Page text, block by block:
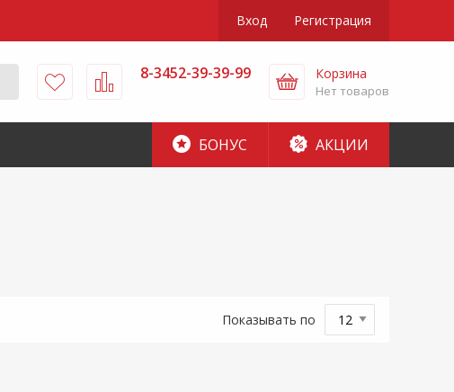
Вход Регистрация
8-3452-39-39-99 Корзина
Нет товаров
БОНУС АКЦИИ
Показывать по